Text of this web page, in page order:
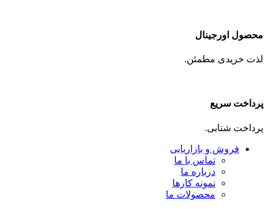
محصول اورجینال
لذت خریدی مطمئن.
پرداخت سریع
پرداخت شتابی.
فروش و بازاریابی
تماس با ما
درباره ما
نمونه کارها
محصولات ما